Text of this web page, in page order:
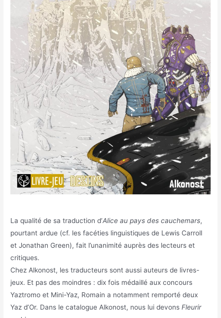
La qualité de sa traduction d’Alice au pays des cauchemars,
pourtant ardue (cf. les facéties linguistiques de Lewis Carroll
et Jonathan Green), fait l’unanimité auprès des lecteurs et
critiques.
Chez Alkonost, les traducteurs sont aussi auteurs de livres-
jeux. Et pas des moindres : dix fois médaillé aux concours
Yaztromo et Mini-Yaz, Romain a notamment remporté deux
Yaz d’Or. Dans le catalogue Alkonost, nous lui devonsFleurir